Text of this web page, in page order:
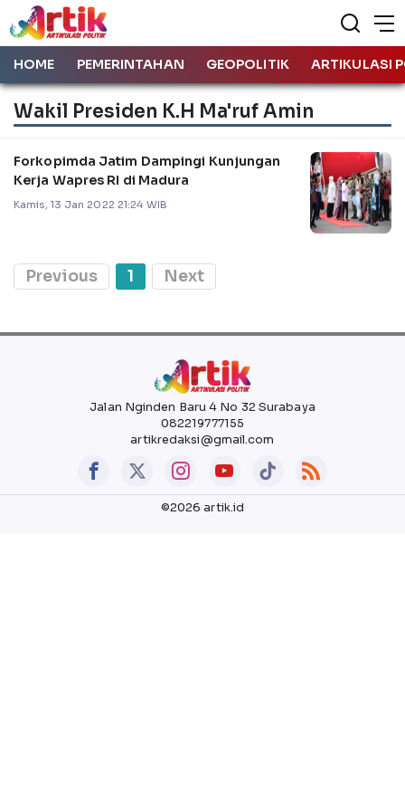
HOME PEMERINTAHAN GEOPOLITIK ARTIKULASI
Wakil Presiden K.H Ma'ruf Amin
Forkopimda Jatim Dampingi Kunjungan
Kerja Wapres RI di Madura
Kamis, 13 Jan 2022 21:24 WIB
Previous 1 Next
Jalan Nginden Baru 4 No 32 Surabaya
082219777155
artikredaksi@gmail.com
©2026 artik.id